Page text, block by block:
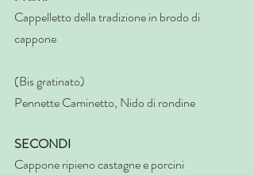
Cappelletto della tradizione in brodo di
cappone
(Bis gratinato)
Pennette Caminetto, Nido di rondine
SECONDI
Cappone ripieno castagne e porcini